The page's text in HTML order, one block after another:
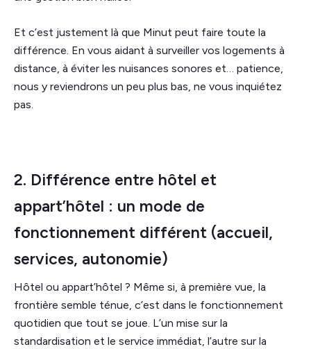
Et c’est justement là que Minut peut faire toute la
différence. En vous aidant à surveiller vos logements à
distance, à éviter les nuisances sonores et… patience,
nous y reviendrons un peu plus bas, ne vous inquiétez
pas.
2. Différence entre hôtel et
appart’hôtel : un mode de
fonctionnement différent (accueil,
services, autonomie)
Hôtel ou appart’hôtel ? Même si, à première vue, la
frontière semble ténue, c’est dans le fonctionnement
quotidien que tout se joue. L’un mise sur la
standardisation et le service immédiat, l’autre sur la